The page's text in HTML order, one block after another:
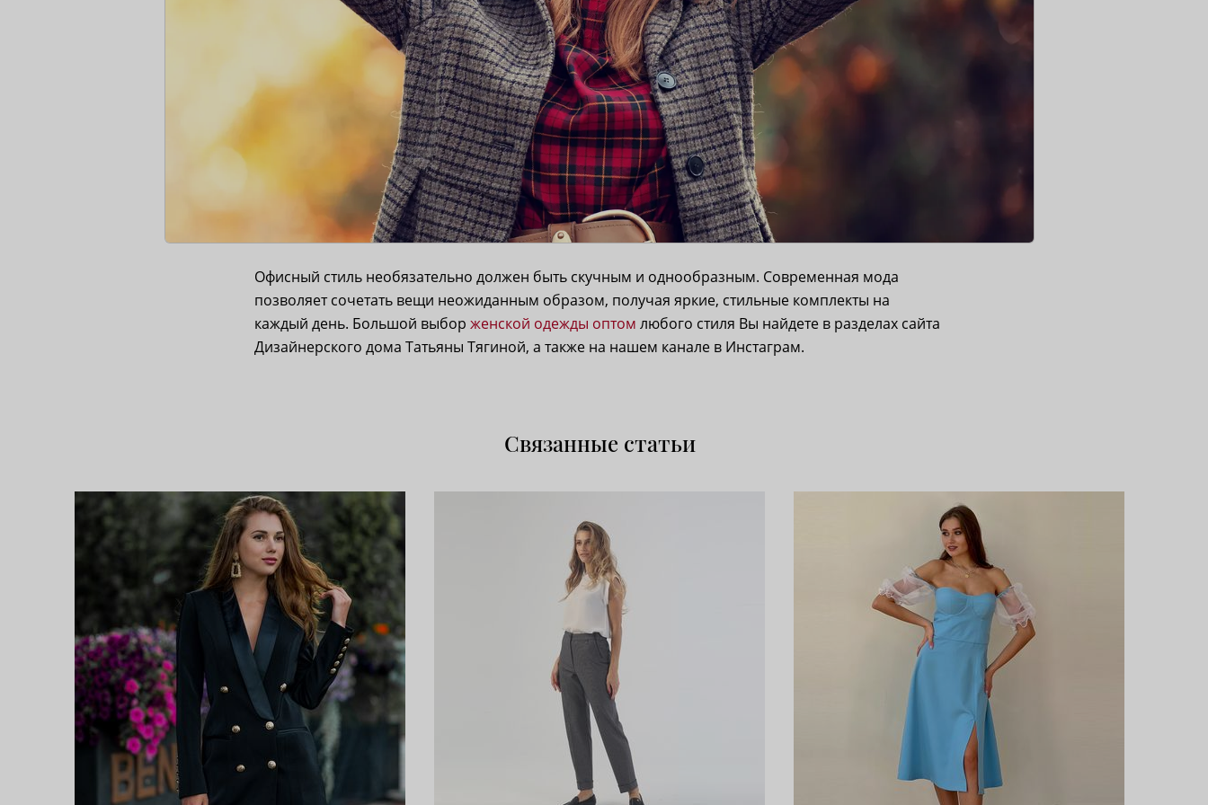
Офисный стиль необязательно должен быть скучным и однообразным. Современная мода
позволяет сочетать вещи неожиданным образом, получая яркие, стильные комплекты на
каждый день. Большой выбор женской одежды оптом любого стиля Вы найдете в разделах сайта
Дизайнерского дома Татьяны Тягиной, а также на нашем канале в Инстаграм.
Связанные статьи